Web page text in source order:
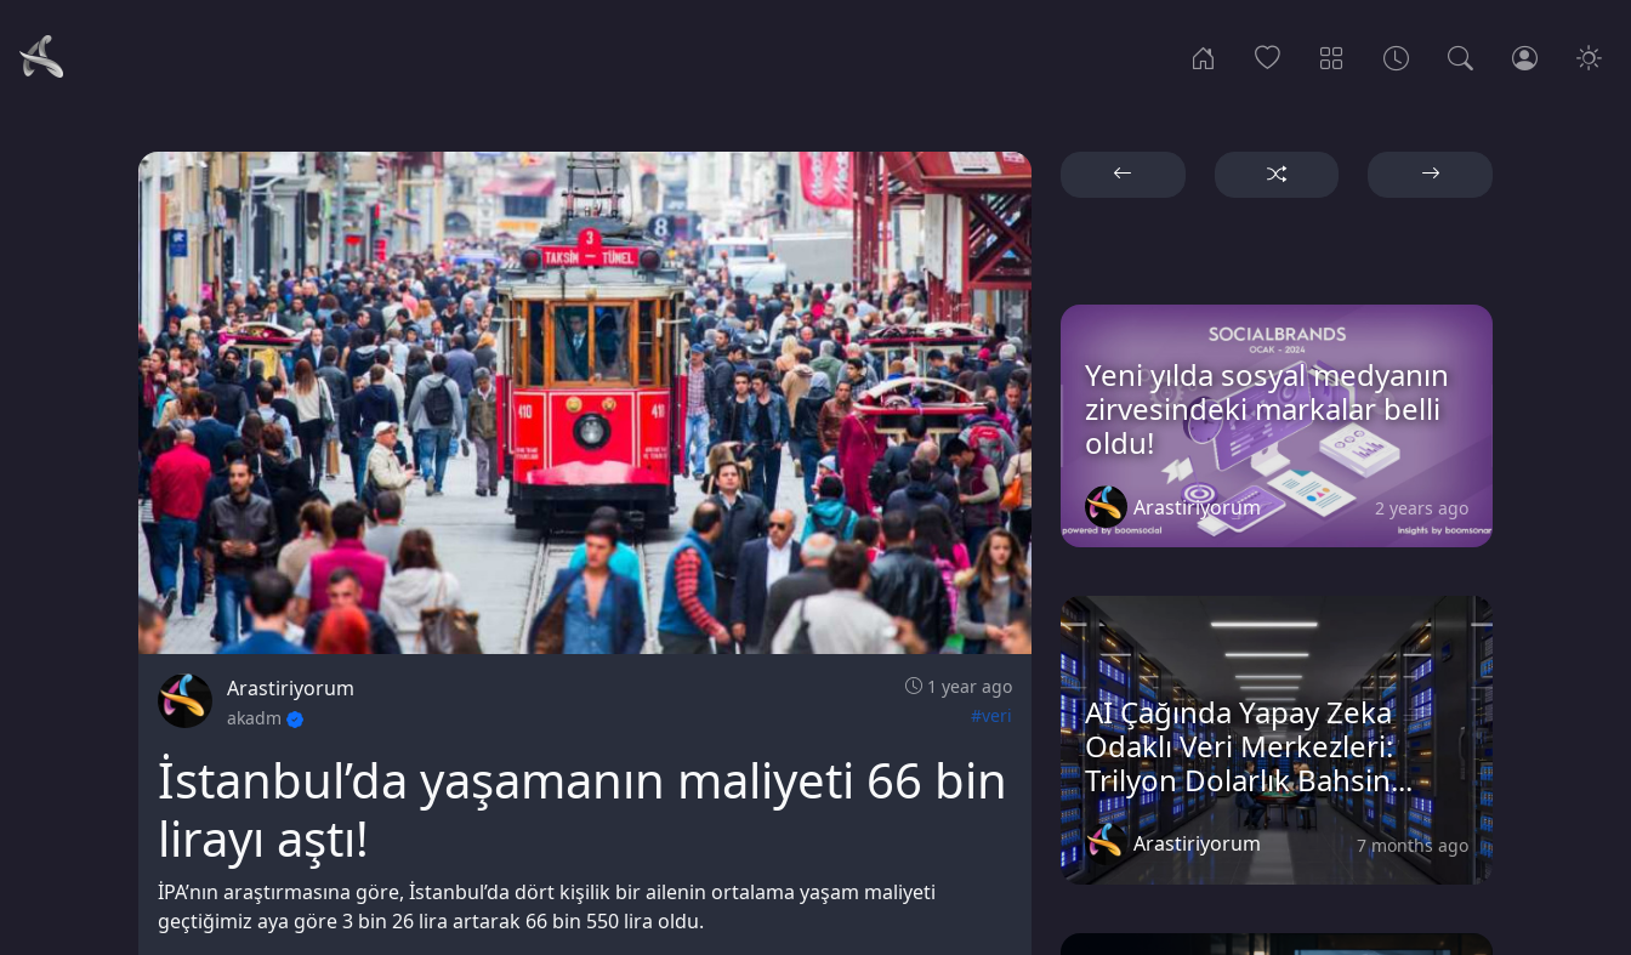
Arastiriyorum
1 year ago
akadm
#veri
İstanbul’da yaşamanın maliyeti 66 bin
lirayı aştı!
İPA’nın araştırmasına göre, İstanbul’da dört kişilik bir ailenin ortalama yaşam maliyeti
geçtiğimiz aya göre 3 bin 26 lira artarak 66 bin 550 lira oldu.
Yeni yılda sosyal medyanın
zirvesindeki markalar belli
oldu!
Arastiriyorum 2 years ago
AI Çağında Yapay Zeka
Odaklı Veri Merkezleri:
Trilyon Dolarlık Bahsin...
Arastiriyorum 7 months ago